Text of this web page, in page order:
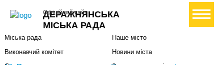
ДЕРАЖНЯНСЬКА
МІСЬКА РАДА
Офіційний сайт+ Створити петицію
Міський голова
Міська рада
Виконавчий комітет
Наше місто
Новини міста